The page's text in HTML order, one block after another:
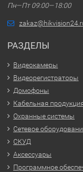
Пн—Пт 09:00—18:00
РАЗДЕЛЫ
Видеокамеры
Видеорегистраторы
Домофоны
Кабельная
Охранные системы
Сетевое
СКУД
Аксессуары
Программное